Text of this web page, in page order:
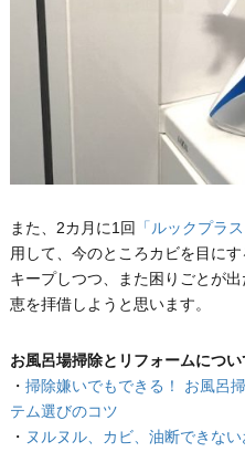
また、2カ月に1回 「ルックプラ
用して、今のところカビを目に
キープしつつ、また困りごとが
恵を拝借しようと思います。
お風呂場掃除とリフォームにつ
・ 掃除嫌いでもできる！ お風呂
テム選びのコツ
・ ヌルヌル、カビ、油断できな